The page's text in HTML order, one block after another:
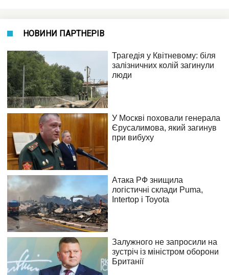
НОВИНИ ПАРТНЕРІВ